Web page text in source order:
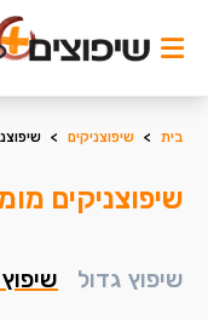
בית > שיפוצניקים >
שיפוצניקים
שיפוץ גדול